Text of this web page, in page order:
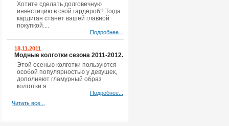
Хотите сделать долговечную
инвестицию в свой гардероб? Тогда
кардиган станет вашей главной
покупкой....
Подробнее...
18.11.2011
Модные колготки сезона 2011-2012.
Этой осенью колготки пользуются
особой популярностью у девушек,
дополняют гламурный образ
колготки я...
Подробнее...
Читать все...